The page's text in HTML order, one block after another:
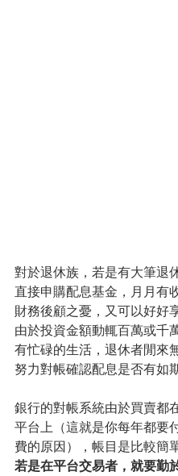
對於退休族，若是有大筆退
直接申購配息基金，月月有
財務後顧之憂，又可以好好
由於投資金額動輒百萬或千
有忙碌的生活，退休者閒來
努力對帳確認配息是否有如
銀行的對帳系統由於買賣都
平台上（這就是你每年都要
費的原因），帳目是比較簡
若是在平台交易者，就要勤